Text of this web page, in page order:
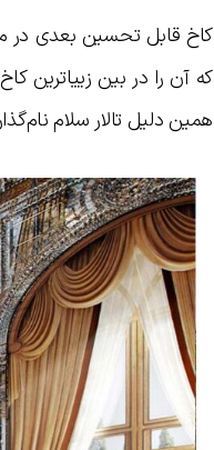
کاخ قابل تحسین بعدی در
که آن را در بین زییاترین
همین دلیل تالار سلام